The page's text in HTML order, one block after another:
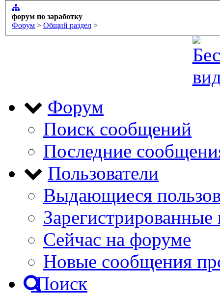
форум по заработку
Форум > Общий раздел >
Форум
Поиск сообщений
Последние
Пользователи
Выдающиеся
Зарегистрированные
Сейчас на форуме
Новые сообщения
Поиск